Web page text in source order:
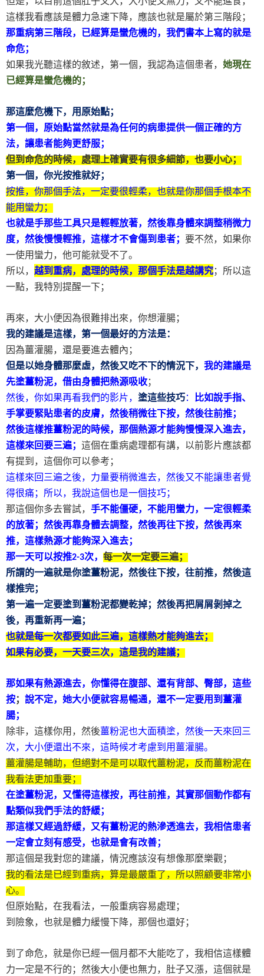
這樣我看應該是體力急速下降，應該也就是屬於第三階段；
那重病第三階段，已經算是蠻危機的，我們書本上寫的就是
命危；
如果我光聽這樣的敘述，第一個，我認為這個患者， 她現在
已經算是蠻危機的；
那這麼危機下，用原始點；
第一個，原始點當然就是為任何的病患提供一個正確的方
法，讓患者能夠更舒服；
但到命危的時候，處理上確實要有很多細節，也要小心；
第一個，你光按推就好；
按推，你那個手法，一定要很輕柔，也就是你那個手根本不
能用蠻力；
也就是手那些工具只是輕輕放著，然後靠身體來調整稍微力
度，然後慢慢輕推，這樣才不會傷到患者； 要不然，如果你
一使用蠻力，他可能就受不了。
所以， 越到重病，處理的時候，那個手法是越講究；所以這
一點，我特別提醒一下；
再來，大小便因為很難排出來，你想灌腸；
我的建議是這樣，第一個最好的方法是：
因為薑灌腸，還是要進去體內；
但是以她身體那麼虛，然後又吃不下的情況下， 我的建議是
先塗薑粉泥，借由身體把熱源吸收；
然後，你如果再看我們的影片， 塗這些技巧： 比如說手指、
手掌要緊貼患者的皮膚，然後稍微往下按，然後往前推；
然後這樣推薑粉泥的時候，那個熱源才能夠慢慢深入進去，
這樣來回要三遍； 這個在重病處理都有講，以前影片應該都
有提到，這個你可以參考；
這樣來回三遍之後，力量要稍微進去，然後又不能讓患者覺
得很痛；所以，我說這個也是一個技巧；
那這個你多去嘗試， 手不能僵硬，不能用蠻力，一定很輕柔
的放著；然後再靠身體去調整，然後再往下按，然後再來
推，這樣熱源才能夠深入進去；
那一天可以按推2-3次， 每一次一定要三遍；
所謂的一遍就是你塗薑粉泥，然後往下按，往前推，然後這
樣推完；
第一遍一定要塗到薑粉泥都變乾掉；然後再把屑屑剝掉之
後，再重新再一遍；
也就是每一次都要如此三遍，這樣熱才能夠進去；
如果有必要，一天要三次，這是我的建議；
那如果有熱源進去，你懂得在腹部、還有背部、臀部，這些
按； 說不定，她大小便就容易暢通，還不一定要用到薑灌
腸；
除非，這樣你用，然後薑粉泥也大面積塗，然後一天來回三
次，大小便還出不來，這時候才考慮到用薑灌腸。
薑灌腸是輔助，但絕對不是可以取代薑粉泥，反而薑粉泥在
我看法更加重要；
在塗薑粉泥，又懂得這樣按，再往前推，其實那個動作都有
點類似我們手法的舒緩；
那這樣又經過舒緩，又有薑粉泥的熱滲透進去，我相信患者
一定會立刻有感受，也就是會有改善；
那這個是我對您的建議，情況應該沒有想像那麼樂觀；
我的看法是已經到重病，算是最嚴重了，所以照顧要非常小
心。
但原始點，在我看法，一般重病容易處理；
到險象，也就是體力緩慢下降，那個也還好；
到了命危，就是你已經一個月都不大能吃了，我相信這樣體
力一定是不行的；然後大小便也無力，肚子又漲，這個就是